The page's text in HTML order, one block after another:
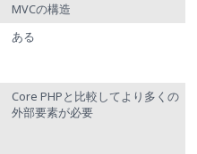
MVCの構造
ある
Core PHPと比較してより多くの
外部要素が必要